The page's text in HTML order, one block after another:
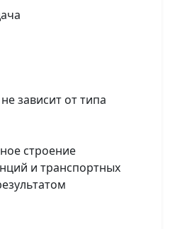
зависит от типа
строение
и транспортных